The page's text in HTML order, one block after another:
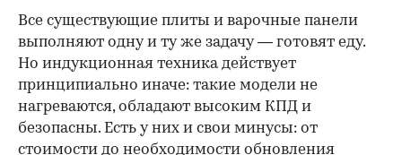
Все существующие плиты и варочные панели
выполняют одну и ту же задачу — готовят еду.
Но индукционная техника действует
принципиально иначе: такие модели не
нагреваются, обладают высоким КПД и
безопасны. Есть у них и свои минусы: от
стоимости до необходимости обновления